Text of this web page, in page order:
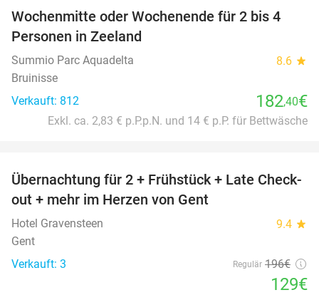
Wochenmitte oder Wochenende für 2 bis 4
Personen in Zeeland
Summio Parc Aquadelta 8.6 star
Bruinisse
Verkauft: 812
182,40€
Exkl. ca. 2,83 € p.P.p.N. und 14 € p.P. für Bettwäsche
34%
Übernachtung für 2 + Frühstück + Late Check-
out + mehr im Herzen von Gent
Hotel Gravensteen 9.4 star
Gent
Verkauft: 3
Regulär 196€
129€